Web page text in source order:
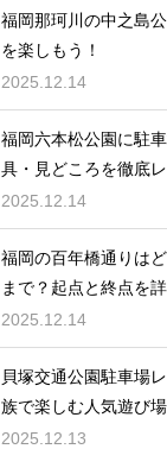
福岡那珂川の中之島
を楽しもう！
2025.12.14
福岡六本松公園に駐
具・見どころを徹底
2025.12.14
福岡の百年橋通りは
まで？起点と終点を
2025.12.14
貝塚交通公園駐車場
族で楽しむ人気遊び場
2025.12.13